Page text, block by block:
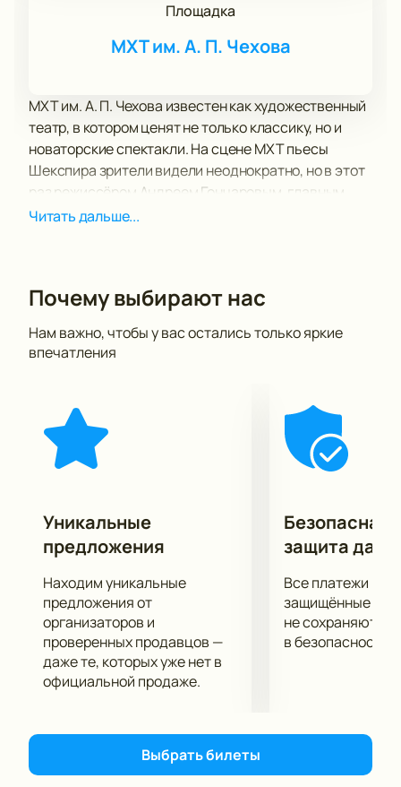
Площадка
МХТ им. А. П. Чехова
МХТ им. А. П. Чехова известен как художественный
театр, в котором ценят не только классику, но и
новаторские спектакли. На сцене МХТ пьесы
Шекспира зрители видели неоднократно, но в этот
раз режиссёром Андреем Гончаровым, главным
режиссёром очередной постановки, ставится
оформить заказ заранее и насладиться вечером в
Руководитель МХАТа Константин Хабенский
отмечает, что: «Там собралась очень хорошая
Борисовым, у которого фактически театральный
дебют». Интересно, что именно эта версия
трагедии впервые объединяет кинозвёзд и
мастеров театральных подмостков в едином
Трагическая история о принце Датском получила
неклассическую трактовку. Зрителю представят
современный взгляд на историю Гамлета. В
актёрском составе задействованы звёзды театра и
кино: Юра Борисов, Аня Чиповская, Софья
Шидловская, Артём Быстров и другие — настоящие
актёры, способные передать всю глубину
шекспировского текста в главных ролях.
«Гамлет»
Посмотреть постановку, увидеть лучших актёров
МХАТа легко и просто — билеты уже доступны к
Читать дальше...
Почему выбирают нас
Нам важно, чтобы у вас остались только яркие
впечатления
Уникальные
предложения
Находим уникальные
предложения от
организаторов и
проверенных продавцов —
даже те, которых уже нет в
официальной продаже.
Безопасная
защита
Все платежи
защищённые
не сохраняются
в безопасности.
Выбрать билеты